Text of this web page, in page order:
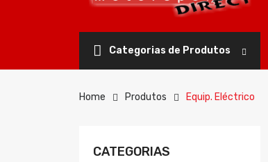
Categorias de Produtos
Home Produtos Equip. Eléctrico
CATEGORIAS